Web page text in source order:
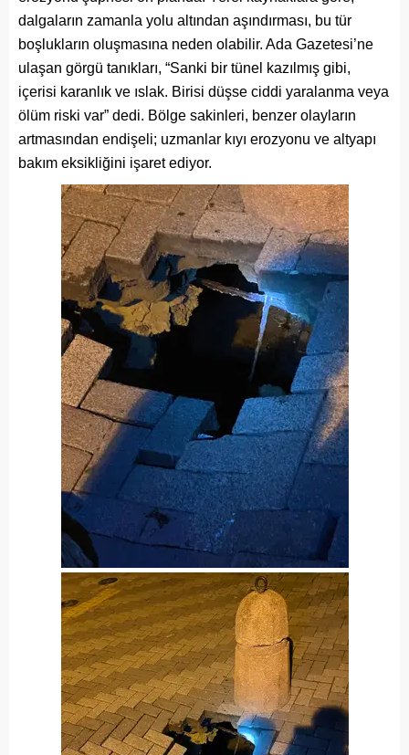
dalgaların zamanla yolu altından aşındırması, bu tür
boşlukların oluşmasına neden olabilir. Ada Gazetesi’ne
ulaşan görgü tanıkları, “Sanki bir tünel kazılmış gibi,
içerisi karanlık ve ıslak. Birisi düşse ciddi yaralanma veya
ölüm riski var” dedi. Bölge sakinleri, benzer olayların
artmasından endişeli; uzmanlar kıyı erozyonu ve altyapı
bakım eksikliğini işaret ediyor.